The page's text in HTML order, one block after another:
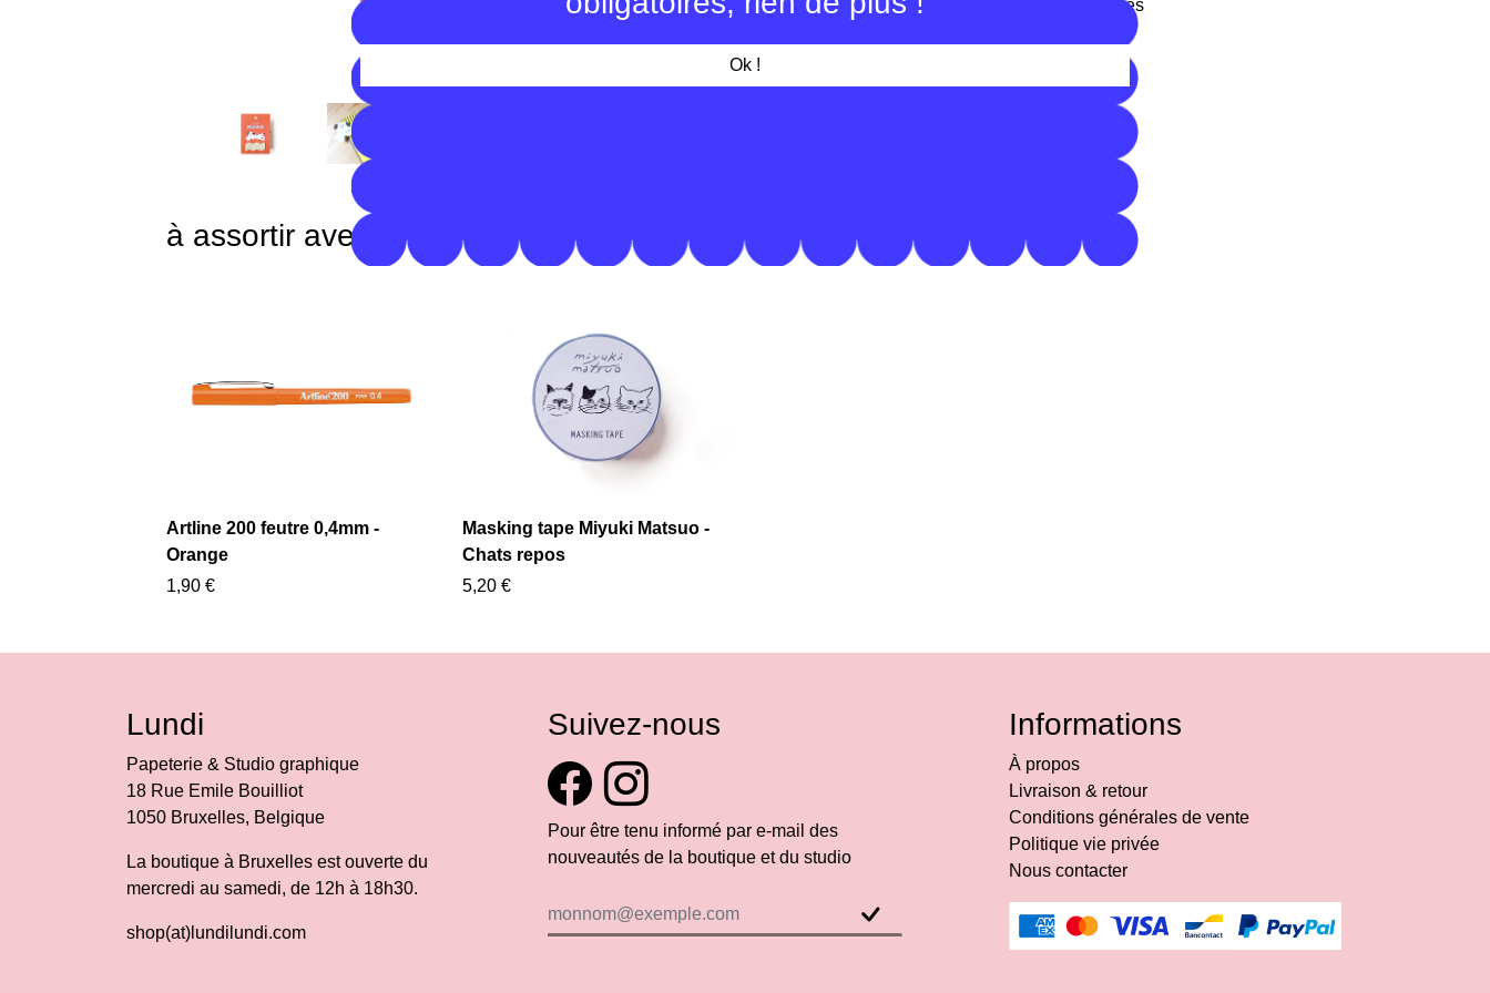
Ok !
2 designs x 20 notes autocollantes
à assortir avec
Artline 200 feutre 0,4mm -
Orange
1,90 €
Masking tape Miyuki Matsuo -
Chats repos
5,20 €
Suivez-nous
Pour être tenu informé par e-mail des
nouveautés de la boutique et du studio
Lundi
Papeterie & Studio graphique
18 Rue Emile Bouilliot
1050 Bruxelles, Belgique
La boutique à Bruxelles est ouverte du
mercredi au samedi, de 12h à 18h30.
shop(at)lundilundi.com
Informations
À propos
Livraison & retour
Conditions générales de vente
Politique vie privée
Nous contacter